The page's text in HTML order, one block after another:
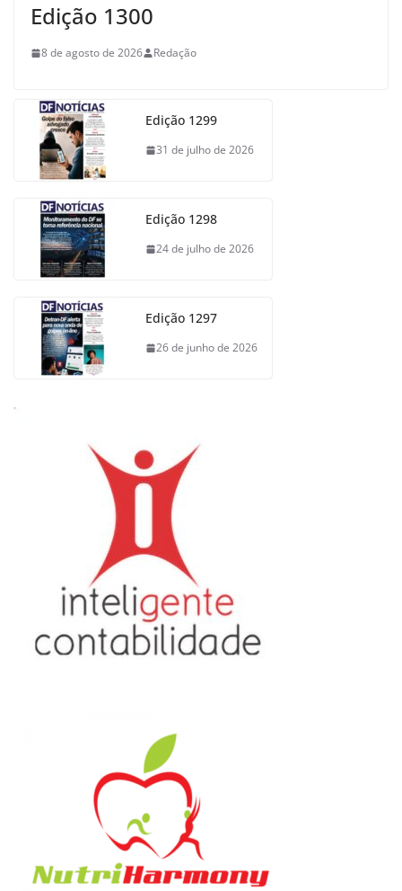
Edição 1300
8 de agosto de 2026 Redação
Edição 1299
31 de julho de 2026
Edição 1298
24 de julho de 2026
Edição 1297
26 de junho de 2026